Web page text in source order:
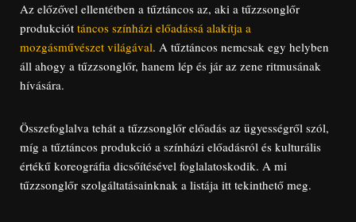
Az előzővel ellentétben a tűztáncos az, aki a tűzzsonglőr
produkciót táncos színházi előadássá alakítja a
mozgásművészet világával. A tűztáncos nemcsak egy helyben
áll ahogy a tűzzsonglőr, hanem lép és jár az zene ritmusának
hívására.
Összefoglalva tehát a tűzzsonglőr előadás az ügyességről szól,
míg a tűztáncos produkció a színházi előadásról és kulturális
értékű koreográfia dicsőítésével foglalatoskodik. A mi
tűzzsonglőr szolgáltatásainknak a listája itt tekinthető meg.